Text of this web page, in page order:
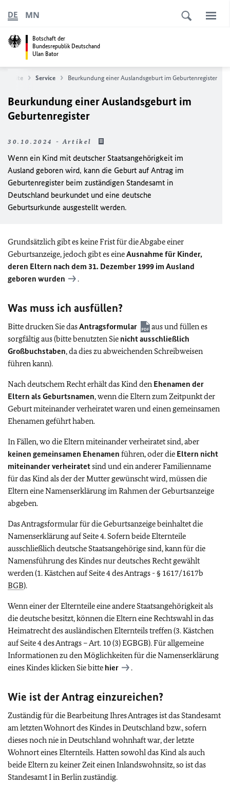
Botschaft der
Bundesrepublik Deutschand
Ulan Bator
DE MN
Service Beurkundung einer Auslandsgeburt im Geburtenregister
Beurkundung einer Auslandsgeburt im
Geburtenregister
30.10.2024 - Artikel
Wenn ein Kind mit deutscher Staatsangehörigkeit im
Ausland geboren wird, kann die Geburt auf Antrag im
Geburtenregister beim zuständigen Standesamt in
Deutschland beurkundet und eine deutsche
Geburtsurkunde ausgestellt werden.
Grundsätzlich gibt es keine Frist für die Abgabe einer
Geburtsanzeige, jedoch gibt es eineAusnahme für Kinder,
deren Eltern nach dem 31. Dezember 1999 im Ausland
geboren wurden
.
Was muss ich ausfüllen?
Bitte drucken Sie dasAntragsformular
aus und füllen es
sorgfältig aus (bitte benutzten Sie nicht ausschließlich
Großbuchstaben, da dies zu abweichenden Schreibweisen
führen kann).
Nach deutschem Recht erhält das Kind den Ehenamen der
Eltern als Geburtsnamen, wenn die Eltern zum Zeitpunkt der
Geburt miteinander verheiratet waren und einen gemeinsamen
Ehenamen geführt haben.
In Fällen, wo die Eltern miteinander verheiratet sind, aber
keinen gemeinsamen Ehenamen führen, oder die Eltern nicht
miteinander verheiratetsind und ein anderer Familienname
für das Kind als der der Mutter gewünscht wird, müssen die
Eltern eine Namenserklärung im Rahmen der Geburtsanzeige
abgeben.
Das Antragsformular für die Geburtsanzeige beinhaltet die
Namenserklärung auf Seite 4. Sofern beide Elternteile
ausschließlich deutsche Staatsangehörige sind, kann für die
Namensführung des Kindes nur deutsches Recht gewählt
werden (1. Kästchen auf Seite 4 des Antrags - § 1617/1617b
BGB).
Wenn einer der Elternteile eine andere Staatsangehörigkeit als
die deutsche besitzt, können die Eltern eine Rechtswahl in das
Heimatrecht des ausländischen Elternteils treffen (3. Kästchen
auf Seite 4 des Antrags – Art. 10 (3) EGBGB). Für allgemeine
Informationen zu den Möglichkeiten für die Namenserklärung
eines Kindes klicken Sie bitte hier .
Wie ist der Antrag einzureichen?
Zuständig für die Bearbeitung Ihres Antrages ist das Standesamt
am letzten Wohnort des Kindes in Deutschland bzw., sofern
dieses noch nie in Deutschland wohnhaft war, der letzte
Wohnort eines Elternteils. Hatten sowohl das Kind als auch
beide Eltern zu keiner Zeit einen Inlandswohnsitz, so ist das
Standesamt I in Berlin zuständig.